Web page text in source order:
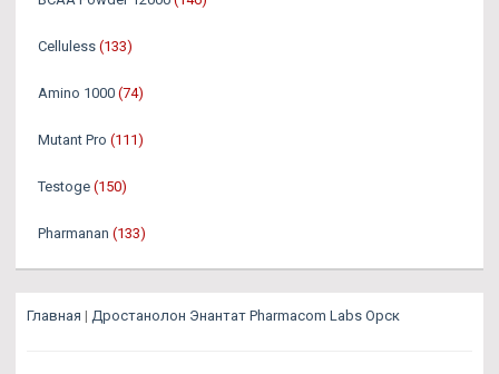
Celluless (133)
Amino 1000 (74)
Mutant Pro (111)
Testoge (150)
Pharmanan (133)
Главная | Дростанолон Энантат Pharmacom Labs Орск